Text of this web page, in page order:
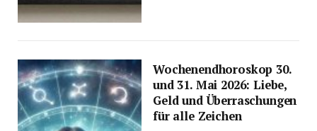
Wochenendhoroskop 30.
und 31. Mai 2026: Liebe,
Geld und Überraschungen
für alle Zeichen